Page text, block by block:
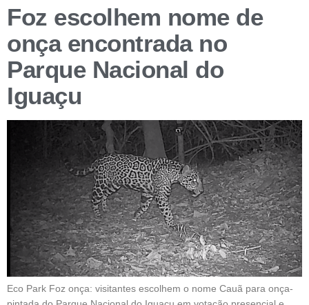
Foz escolhem nome de
onça encontrada no
Parque Nacional do
Iguaçu
Eco Park Foz onça: visitantes escolhem o nome Cauã para onça-